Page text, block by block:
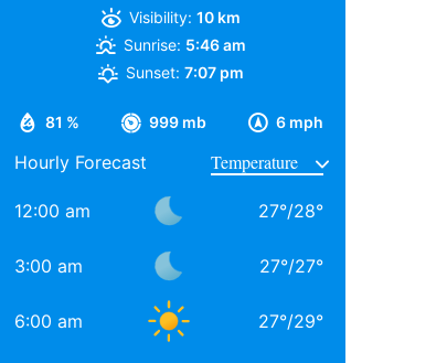
81 % 999 mb 6 mph
Visibility: 10 km
Sunrise: 5:46 am
Sunset: 7:07 pm
Hourly Forecast
12:00 am 27°/28°
3:00 am 27°/27°
6:00 am 27°/29°